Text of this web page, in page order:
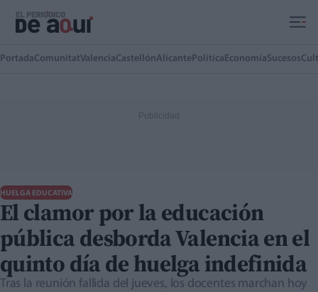
PortadaComunitatValenciaCastellónAlicante Política EconomíaSucesos
HUELGA EDUCATIVA
El clamor por la educación
pública desborda Valencia en el
quinto día de huelga indefinida
Tras la reunión fallida del jueves, los docentes marchan hoy